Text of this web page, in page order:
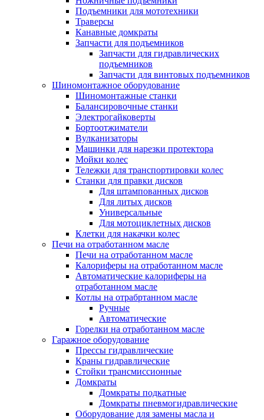
Подъемники для мототехники
Траверсы
Канавные домкраты
Запчасти для подъемников
Запчасти для гидравлических
подъемников
Запчасти для винтовых подъемников
Шиномонтажное оборудование
Шиномонтажные станки
Балансировочные станки
Электрогайковерты
Бортоотжиматели
Вулканизаторы
Машинки для нарезки протектора
Мойки колес
Тележки для транспортировки колес
Станки для правки дисков
Для штампованных дисков
Для литых дисков
Универсальные
Для мотоциклетных дисков
Клетки для накачки колес
Печи на отработанном масле
Печи на отработанном масле
Калориферы на отработанном масле
Автоматические калориферы на
отработанном масле
Котлы на отрабртанном масле
Ручные
Автоматические
Горелки на отработанном масле
Гаражное оборудование
Прессы гидравлические
Краны гидравлические
Стойки трансмиссионные
Домкраты
Домкраты подкатные
Домкраты пневмогидравлические
Оборудование для замены масла и